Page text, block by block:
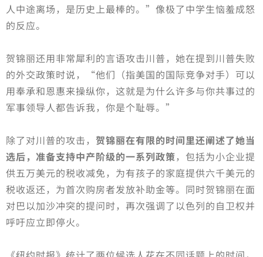
人中途离场，是历史上最棒的。”像极了中学生恼羞成怒
的反应。
贺锦丽还用非常犀利的言语攻击川普，她在提到川普失败
的外交政策时说，“他们（指美国的国际竞争对手）可以
用奉承和恩惠来操纵你，这就是为什么许多与你共事过的
军事领导人都告诉我，你是个耻辱。”
除了对川普的攻击， 贺锦丽在有限的时间里还阐述了她当
选后，准备支持中产阶级的一系列政策，包括为小企业提
供五万美元的税收减免，为有孩子的家庭提供六千美元的
税收返还，为首次购房者发放补助金等。同时贺锦丽在面
对巴以加沙冲突的提问时，再次强调了以色列的自卫权并
呼吁应立即停火。